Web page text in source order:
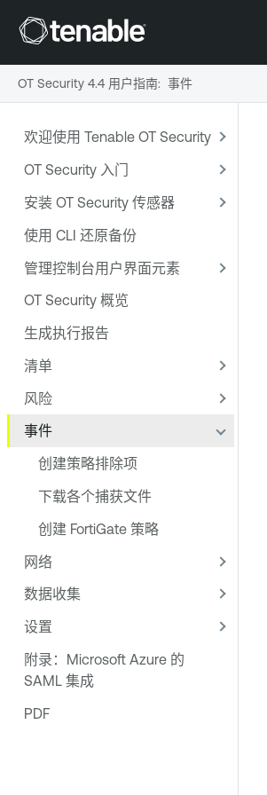
欢迎使用 Tenable OT Security
OT Security 入门
安装 OT Security 传感器
使用 CLI 还原备份
管理控制台用户界面元素
OT Security 概览
生成执行报告
清单
风险
事件
创建策略排除项
下载各个捕获文件
创建 FortiGate 策略
网络
数据收集
设置
附录：Microsoft Azure 的
SAML 集成
PDF
OT Security 4.4 用户指南: 事件